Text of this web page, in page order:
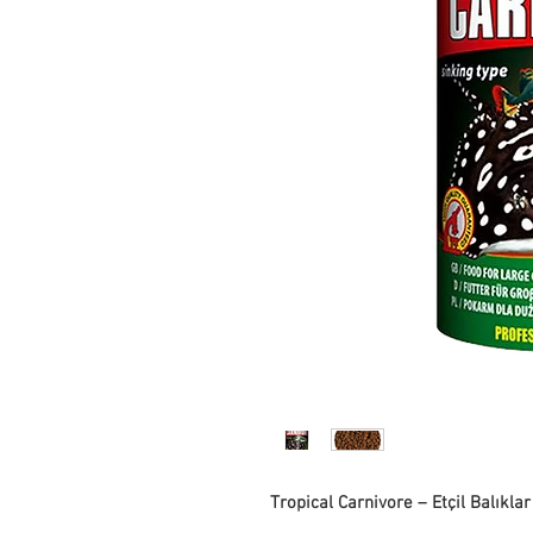
Tropical Carnivore – Etçil